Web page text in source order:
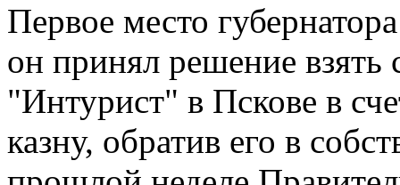
Первое место
он принял решение взять
"Интурист" в Пскове в
казну, обратив его в